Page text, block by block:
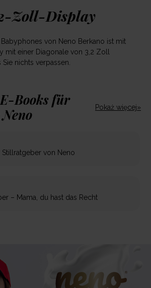
Zoll-Display
von Neno Berkano ist mit
mit einer Diagonale von 3,2 Zoll
nichts verpassen.
Books für
Pokaż więcej»
Stillratgeber von Neno
– Mama, du hast das Recht